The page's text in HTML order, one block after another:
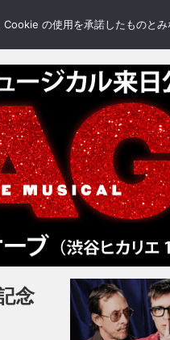
念
の使用を承諾したものとみ